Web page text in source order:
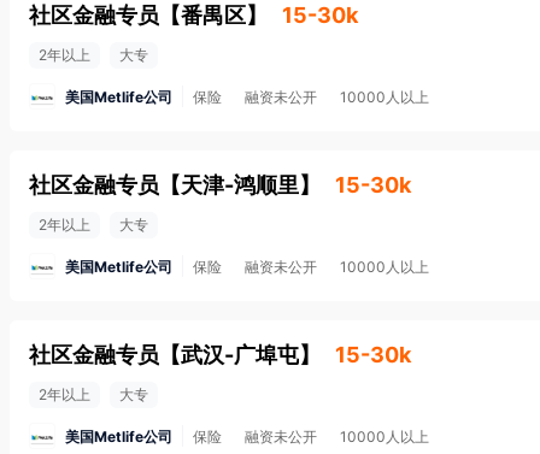
社区金融专员 【番禺区】 15-30k
2年以上 大专
美国Metlife公司 保险 融资未公开 10000人以上
社区金融专员 【天津-鸿顺里】 15-30k
2年以上 大专
美国Metlife公司 保险 融资未公开 10000人以上
社区金融专员 【武汉-广埠屯】 15-30k
2年以上 大专
美国Metlife公司 保险 融资未公开 10000人以上